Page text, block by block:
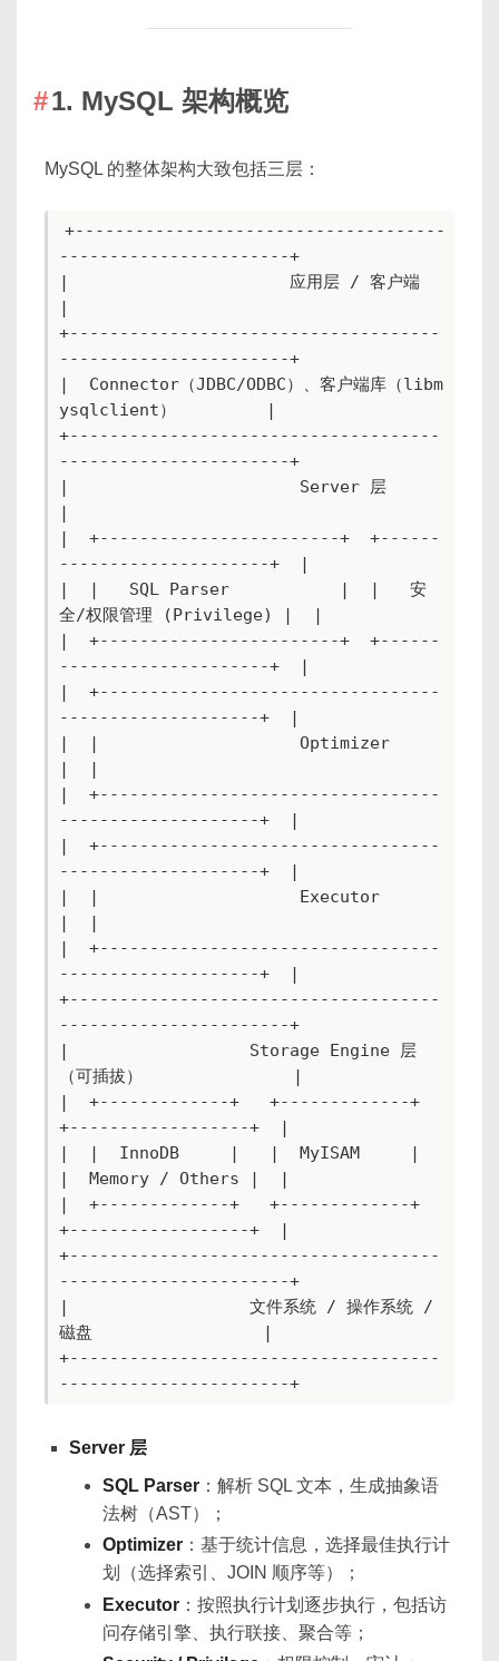
1. MySQL 架构概览
MySQL 的整体架构大致包括三层：
+-------------------------------------
-----------------------+
|                      应用层 / 客户端
|
+-------------------------------------
-----------------------+
|  Connector（JDBC/ODBC）、客户端库（libm
ysqlclient）         |
+-------------------------------------
-----------------------+
|                       Server 层
|
|  +------------------------+  +------
---------------------+  |
|  |   SQL Parser           |  |   安
全/权限管理 (Privilege) |  |
|  +------------------------+  +------
---------------------+  |
|  +----------------------------------
--------------------+  |
|  |                    Optimizer
|  |
|  +----------------------------------
--------------------+  |
|  +----------------------------------
--------------------+  |
|  |                    Executor
|  |
|  +----------------------------------
--------------------+  |
+-------------------------------------
-----------------------+
|                  Storage Engine 层
（可插拔）               |
|  +-------------+   +-------------+
+------------------+  |
|  |  InnoDB     |   |  MyISAM     |
|  Memory / Others |  |
|  +-------------+   +-------------+
+------------------+  |
+-------------------------------------
-----------------------+
|                  文件系统 / 操作系统 /
磁盘                 |
+-------------------------------------
-----------------------+
Server 层
SQL Parser ：解析 SQL 文本，生成抽象语
法树（AST）；
Optimizer ：基于统计信息，选择最佳执行计
划（选择索引、JOIN 顺序等）；
Executor ：按照执行计划逐步执行，包括访
问存储引擎、执行联接、聚合等；